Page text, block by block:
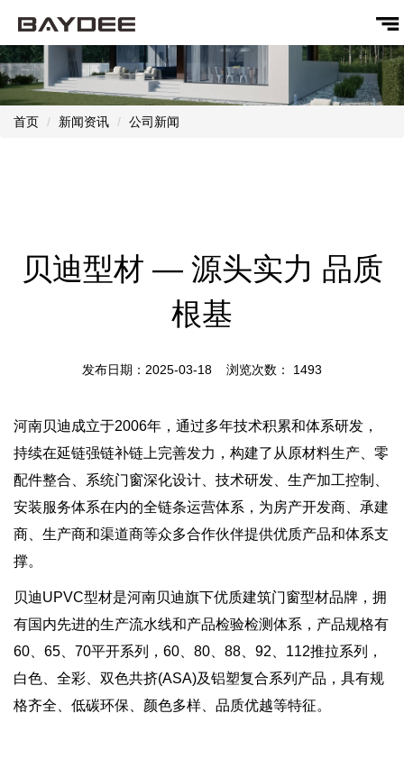
首页 新闻资讯 公司新闻
贝迪型材 — 源头实力 品质
根基
发布日期：2025-03-18 浏览次数： 1493
河南贝迪成立于2006年，通过多年技术积累和体系研发，
持续在延链强链补链上完善发力，构建了从原材料生产、零
配件整合、系统门窗深化设计、技术研发、生产加工控制、
安装服务体系在内的全链条运营体系，为房产开发商、承建
商、生产商和渠道商等众多合作伙伴提供优质产品和体系支
撑。
贝迪UPVC型材是河南贝迪旗下优质建筑门窗型材品牌，拥
有国内先进的生产流水线和产品检验检测体系，产品规格有
60、65、70平开系列，60、80、88、92、112推拉系列，
白色、全彩、双色共挤(ASA)及铝塑复合系列产品，具有规
格齐全、低碳环保、颜色多样、品质优越等特征。